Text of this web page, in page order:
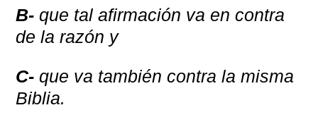
B- que tal afirmación va en contra
de la razón y
C- que va también contra la misma
Biblia.